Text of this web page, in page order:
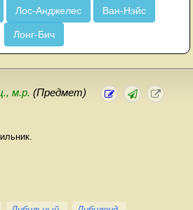
Лос-Анджелес Ван-Нэйс
Лонг-Бич
м.р. (Предмет)